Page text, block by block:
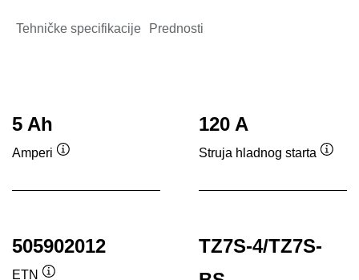
Tehničke specifikacije Prednosti
5 Ah
Amperi
120 A
Struja hladnog starta
505902012
ETN
TZ7S-4/TZ7S-